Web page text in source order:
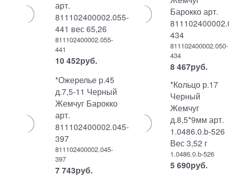
арт.
811102400002.055-
441 вес 65,26
811102400002.055-
441
10 452руб.
Барокко арт.
434
811102400002.050-
434
8 467руб.
*Ожерелье р.45
д.7,5-11 Черный
Жемчуг Барокко
арт.
811102400002.045-
397
811102400002.045-
397
7 743руб.
*Кольцо р.17
Черный
Жемчуг
д.8,5*9мм арт.
1.0486.0.b-526
Вес 3,52 г
1.0486.0.b-526
5 690руб.